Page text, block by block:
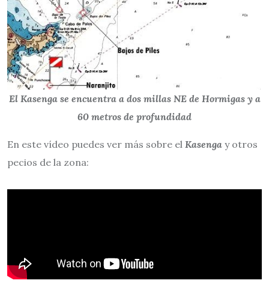
El Kasenga se encuentra a dos millas NE de Hormigas y a
60 metros de profundidad
En este vídeo puedes ver más sobre el Kasenga y otros
pecios de la zona: